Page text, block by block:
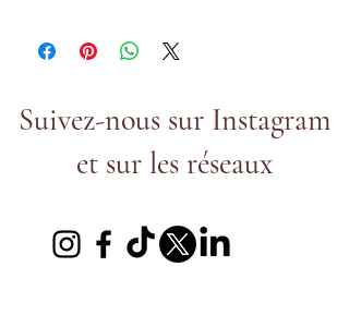
Suivez-nous sur Instagram
et sur les réseaux